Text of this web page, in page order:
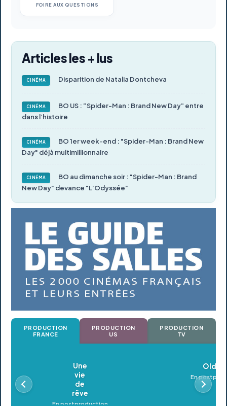
FOIRE AUX QUESTIONS
Articles les + lus
CINÉMA Disparition de Natalia Dontcheva
CINÉMA
BO US : “Spider-Man : Brand New Day” entre
dans l’histoire
CINÉMA
BO 1er week-end : "Spider-Man : Brand New
Day" déjà multimillionnaire
CINÉMA
BO au dimanche soir : "Spider-Man : Brand
New Day" devance "L’Odyssée"
PRODUCTION
FRANCE
PRODUCTION
US
PRODUCTION
TV
Oldeupe
En postproduction